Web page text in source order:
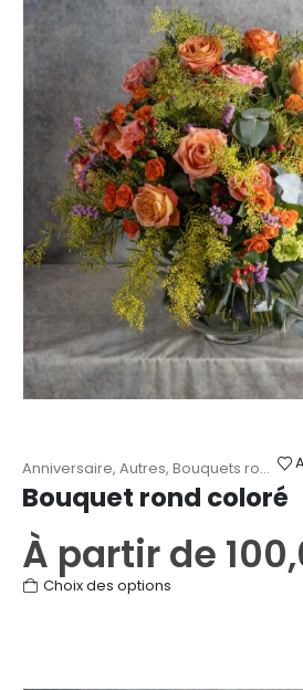
options
peuvent
être
choisies
sur
la
page
du
produit
Anniversaire, Autres, Bouquets ronds ,
Bouquet rond coloré
À partir de
Choix des options